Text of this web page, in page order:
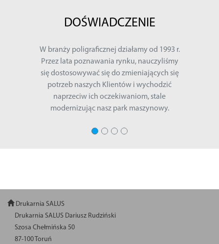
DOŚWIADCZENIE
W branży poligraficznej działamy od 1993 r.
Przez lata poznawania rynku, nauczyliśmy
się dostosowywać się do zmieniających się
potrzeb naszych Klientów i wychodzić
naprzeciw ich oczekiwaniom, stale
modernizując nasz park maszynowy.
Drukarnia SALUS
Drukarnia SALUS Dariusz Rudziński
Szosa Chełmińska 50
87-100 Toruń